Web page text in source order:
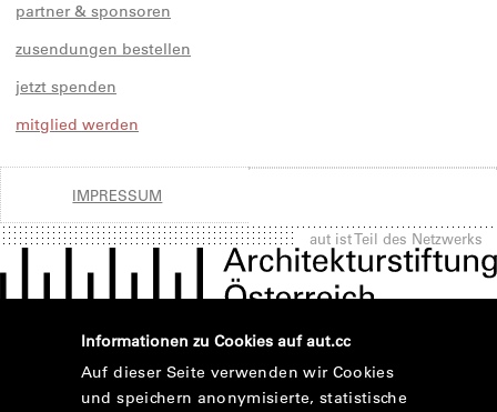
partner & sponsoren
zusendungen bestellen
jetzt spenden
mitglied werden
IMPRESSUM
aut ist Teil des Netzwerks
Informationen zu Cookies auf aut.cc
Auf dieser Seite verwenden wir Cookies
und speichern anonymisierte, statistische